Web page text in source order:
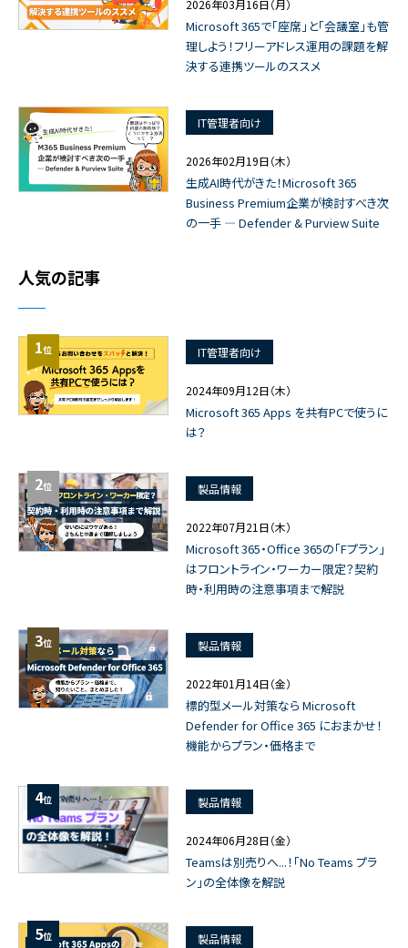
2026年03月16日（月）
Microsoft 365で「座席」と「会議室」も管
理しよう！フリーアドレス運用の課題を解
決する連携ツールのススメ
IT管理者向け
2026年02月19日（木）
生成AI時代がきた！Microsoft 365
Business Premium企業が検討すべき次
の一手 ― Defender & Purview Suite
人気の記事
1位 IT管理者向け
2024年09月12日（木）
Microsoft 365 Apps を共有PCで使うに
は？
2位 製品情報
2022年07月21日（木）
Microsoft 365・Office 365の「Fプラン」
はフロントライン・ワーカー限定？契約
時・利用時の注意事項まで解説
3位 製品情報
2022年01月14日（金）
標的型メール対策なら Microsoft
Defender for Office 365 におまかせ！
機能からプラン・価格まで
4位 製品情報
2024年06月28日（金）
Teamsは別売りへ...！「No Teams プラ
ン」の全体像を解説
5位 製品情報